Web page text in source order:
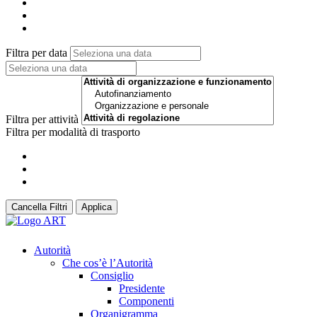
Filtra per data
Filtra per attività
Filtra per modalità di trasporto
Cancella Filtri Applica
Autorità
Che cos’è l’Autorità
Consiglio
Presidente
Componenti
Organigramma